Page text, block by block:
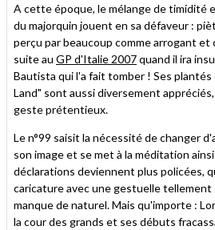
A cette époque, le mélange de timidité
du majorquin jouent en sa défaveur :
perçu par beaucoup comme arrogant
suite au GP d'Italie 2007quand il ira
Bautista qui l'a fait tomber ! Ses plantés
Land" sont aussi diversement
geste prétentieux.
Le n°99 saisit la nécessité de changer
son image et se met à la méditation
déclarations deviennent plus policées,
caricature avec une gestuelle
manque de naturel. Mais qu'importe :
la cour des grands et ses débuts